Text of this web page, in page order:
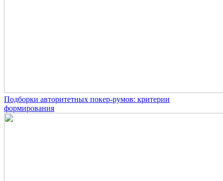
Подборки авторитетных покер-румов: критерии
формирования